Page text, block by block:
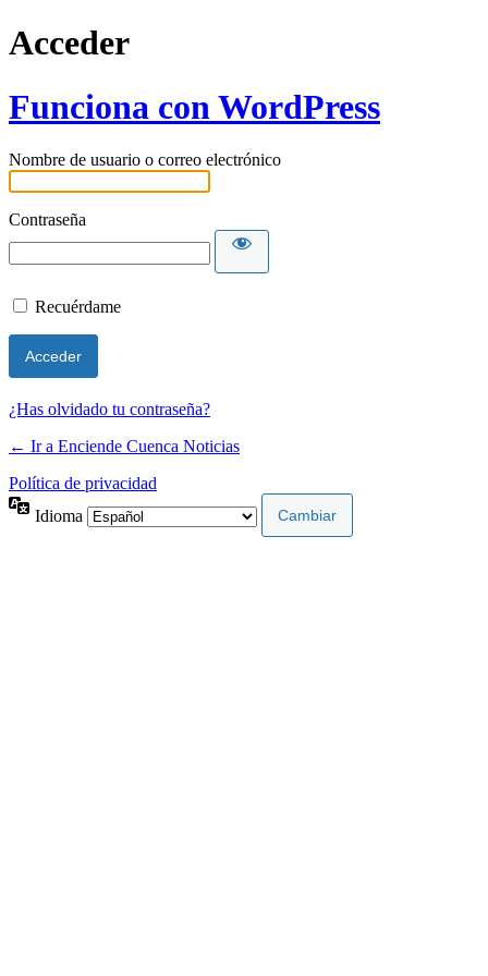
Acceder
Funciona con WordPress
Nombre de usuario o correo electrónico
Contraseña
Recuérdame
¿Has olvidado tu contraseña?
← Ir a Enciende Cuenca Noticias
Política de privacidad
Idioma